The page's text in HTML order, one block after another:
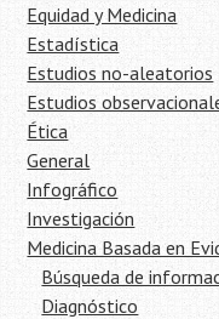
Equidad y Medicina
Estadística
Estudios no-aleatorios
Estudios
Ética
General
Infográfico
Investigación
Medicina Basada en
Búsqueda de
Diagnóstico